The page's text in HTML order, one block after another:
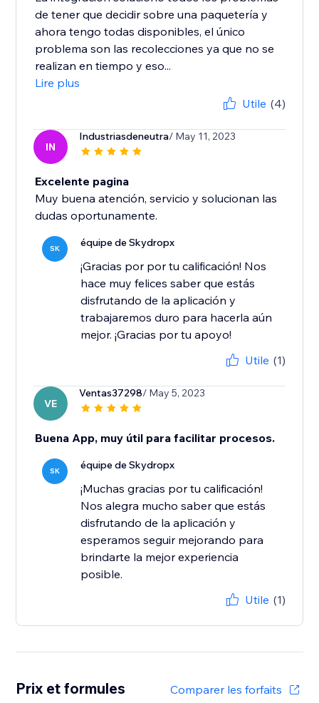
de tener que decidir sobre una paquetería y
ahora tengo todas disponibles, el único
problema son las recolecciones ya que no se
realizan en tiempo y eso...
Lire plus
Utile (4)
IN
Industriasdeneutra/ May 11, 2023
Excelente pagina
Muy buena atención, servicio y solucionan las
dudas oportunamente.
SK équipe de Skydropx
¡Gracias por por tu calificación! Nos
hace muy felices saber que estás
disfrutando de la aplicación y
trabajaremos duro para hacerla aún
mejor. ¡Gracias por tu apoyo!
Utile (1)
VE
Ventas37298/ May 5, 2023
Buena App, muy útil para facilitar procesos.
SK équipe de Skydropx
¡Muchas gracias por tu calificación!
Nos alegra mucho saber que estás
disfrutando de la aplicación y
esperamos seguir mejorando para
brindarte la mejor experiencia
posible.
Utile (1)
Prix et formules Comparer les forfaits